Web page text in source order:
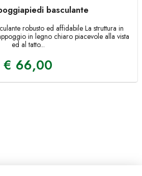
basculante
robusto ed affidabile La struttura in
in legno chiaro piacevole alla vista
ed al tatto...
€ 66,00